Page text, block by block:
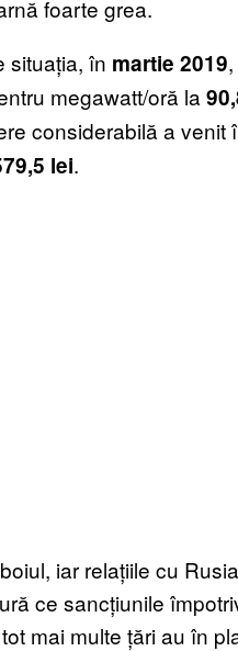
foarte grea.
situația, în martie 2019,
megawatt/oră la
considerabilă a venit
lei.
iar relațiile cu
ce sancțiunile
mai multe țări au în